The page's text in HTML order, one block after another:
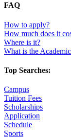
FAQ
How to apply?
How much does it
Where is it?
What is the
Top Searches:
Campus
Tuition Fees
Scholarships
Application
Schedule
Sports